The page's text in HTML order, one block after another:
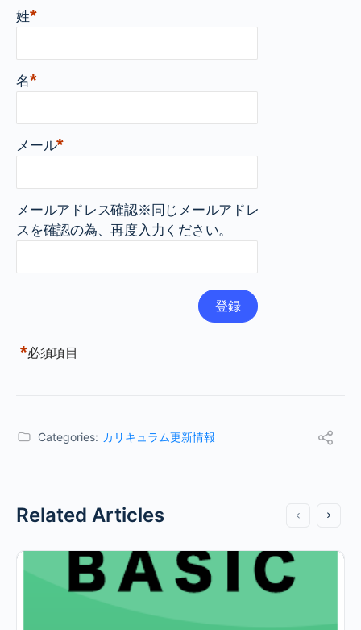
姓*
名*
メール*
メールアドレス確認※同じメールアドレ
スを確認の為、再度入力ください。
*必須項目
Categories: カリキュラム更新情報
Related Articles